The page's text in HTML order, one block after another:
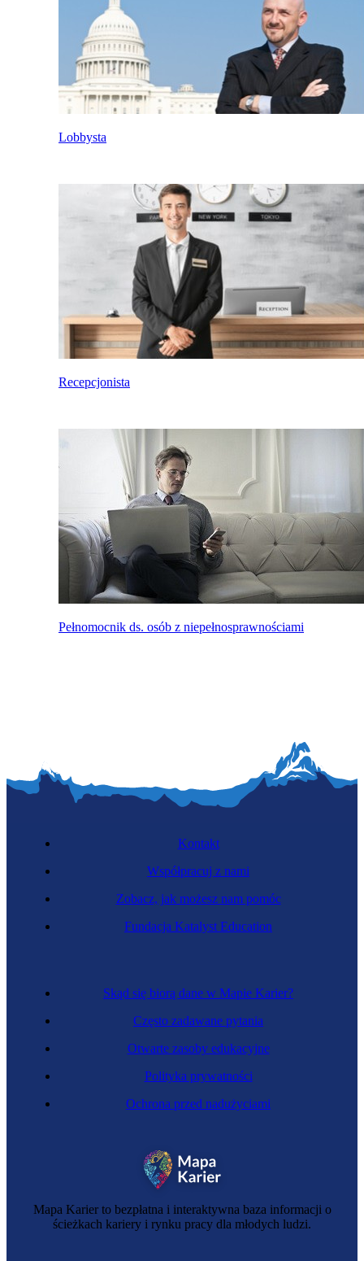
Lobbysta
Recepcjonista
Pełnomocnik ds. osób z niepełnosprawnościami
Mapa Karier to bezpłatna i interaktywna baza informacji o
ścieżkach kariery i rynku pracy dla młodych ludzi.
Skąd się biorą dane w Mapie Karier?
Często zadawane pytania
Otwarte zasoby edukacyjne
Polityka prywatności
Ochrona przed nadużyciami
Kontakt
Współpracuj z nami
Zobacz, jak możesz nam pomóc
Fundacja Katalyst Education